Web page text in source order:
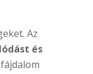
Az
és